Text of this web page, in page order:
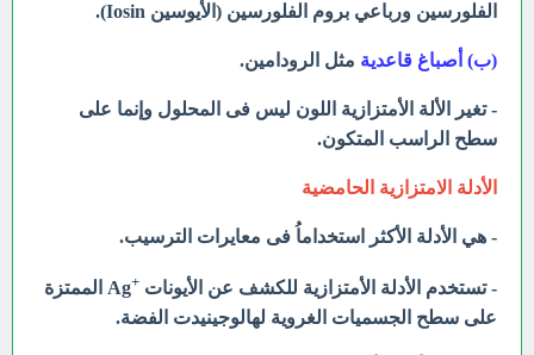
الفلورسين ورباعي بروم الفلورسين (الأيوسين Iosin).
(ب) أصباغ قاعدية مثل الرودامين.
- تغير الألة الأمتزازية اللون ليس فى المحلول وإنما على
سطح الراسب المتكون.
الأدلة الامتزازية الحامضية
- هي الأدلة الأكثر استخداماُ فى معايرات الترسيب.
- تستخدم الأدلة الأمتزازية للكشف عن الأيونات +
Ag الممتزة
على سطح الجسميات الغروية لهالوجينيدت الفضة.